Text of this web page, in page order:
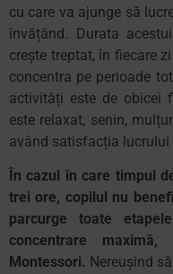
cu care va ajunge să
învățând. Durata
crește treptat, în fiecare
concentra pe perioade
activități este de obicei
este relaxat, senin,
având satisfacția
În cazul în care timpul
trei ore, copilul nu
parcurge toate
concentrare
Montessori. Nereușind